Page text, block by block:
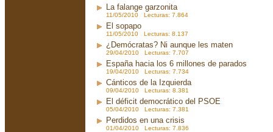
La falange garzonita
11/05/2010 Lecturas: 7.864
El sopapo
11/05/2010 Lecturas: 8.137
¿Demócratas? Ni aunque les maten
29/04/2010 Lecturas: 7.707
España hacia los 6 millones de parados
19/04/2010 Lecturas: 7.734
Cánticos de la Izquierda
09/04/2010 Lecturas: 8.381
El déficit democrático del PSOE
05/04/2010 Lecturas: 7.381
Perdidos en una crisis
01/04/2010 Lecturas: 7.836